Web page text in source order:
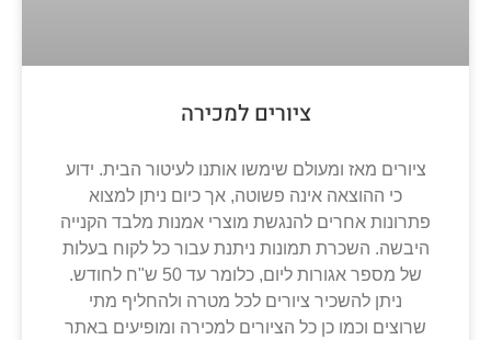
ציורים למכירה
ציורים מאז ומעולם שימשו אותנו לעיטור הבית. ידוע
כי ההוצאה אינה פשוטה, אך כיום ניתן למצוא
פתרונות אחרים להנגשת מוצרי אמנות מלבד הקנייה
היבשה. השכרת תמונות ניתנת עבור כל לקוח בעלות
של מספר אגורות ליום, כלומר עד 50 ש"ח לחודש.
ניתן להשכיר ציורים לכל מטרה ולהחליף מתי
שרוצים וכמו כן כל הציורים למכירה ומופיעים באתר